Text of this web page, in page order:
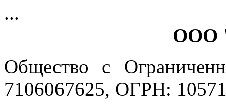
...
ООО
Общество с
7106067625, ОГРН: